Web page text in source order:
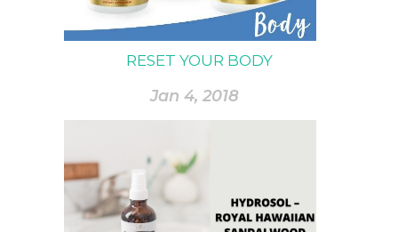
RESET YOUR BODY
Jan 4, 2018